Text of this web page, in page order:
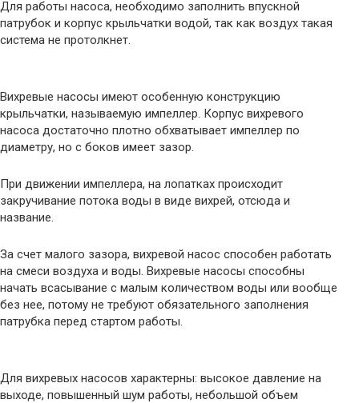
Для работы насоса, необходимо заполнить впускной
патрубок и корпус крыльчатки водой, так как воздух такая
система не протолкнет.
Вихревые насосы имеют особенную конструкцию
крыльчатки, называемую импеллер. Корпус вихревого
насоса достаточно плотно обхватывает импеллер по
диаметру, но с боков имеет зазор.
При движении импеллера, на лопатках происходит
закручивание потока воды в виде вихрей, отсюда и
название.
За счет малого зазора, вихревой насос способен работать
на смеси воздуха и воды. Вихревые насосы способны
начать всасывание с малым количеством воды или вообще
без нее, потому не требуют обязательного заполнения
патрубка перед стартом работы.
Для вихревых насосов характерны: высокое давление на
выходе, повышенный шум работы, небольшой объем